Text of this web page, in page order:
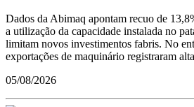
Dados da Abimaq apontam recuo de
a utilização da capacidade instalada no
limitam novos investimentos fabris. No
exportações de maquinário registraram
05/08/2026